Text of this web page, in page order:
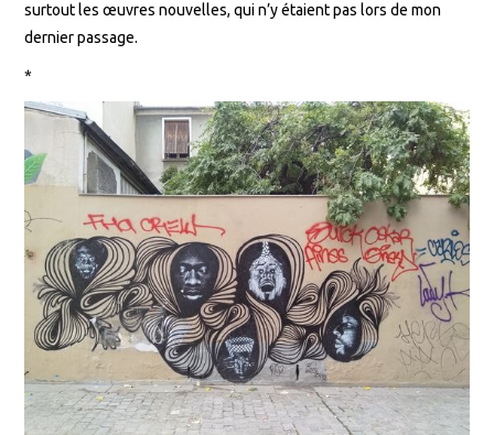
surtout les œuvres nouvelles, qui n’y étaient pas lors de mon
dernier passage.
*